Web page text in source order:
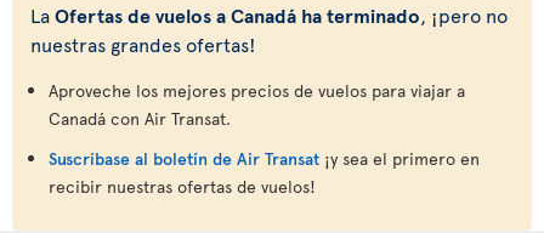
LaOfertas de vuelos a Canadá ha terminado, ¡pero no
nuestras grandes ofertas!
Aproveche los mejores precios de vuelos para viajar a
Canadá con Air Transat.
Suscríbase al boletín de Air Transat ¡y sea el primero en
recibir nuestras ofertas de vuelos!